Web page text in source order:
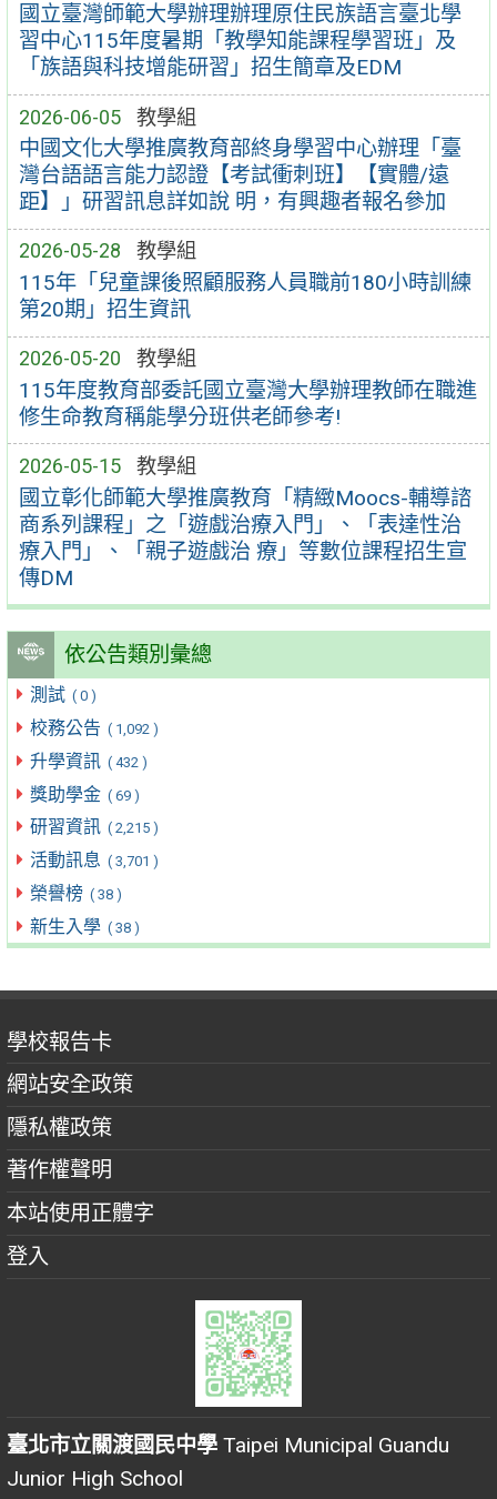
國立臺灣師範大學辦理辦理原住民族語言臺北學
習中心115年度暑期「教學知能課程學習班」及
「族語與科技增能研習」招生簡章及EDM
2026-06-05 教學組
中國文化大學推廣教育部終身學習中心辦理「臺
灣台語語言能力認證【考試衝刺班】【實體/遠
距】」研習訊息詳如說 明，有興趣者報名參加
2026-05-28 教學組
115年「兒童課後照顧服務人員職前180小時訓練
第20期」招生資訊
2026-05-20 教學組
115年度教育部委託國立臺灣大學辦理教師在職進
修生命教育稱能學分班供老師參考!
2026-05-15 教學組
國立彰化師範大學推廣教育「精緻Moocs-輔導諮
商系列課程」之「遊戲治療入門」、「表達性治
療入門」、「親子遊戲治 療」等數位課程招生宣
傳DM
依公告類別彙總
測試 ( 0 )
校務公告 ( 1,092 )
升學資訊 ( 432 )
獎助學金 ( 69 )
研習資訊 ( 2,215 )
活動訊息 ( 3,701 )
榮譽榜 ( 38 )
新生入學 ( 38 )
學校報告卡
網站安全政策
隱私權政策
著作權聲明
本站使用正體字
登入
臺北市立關渡國民中學 Taipei Municipal Guandu
Junior High School